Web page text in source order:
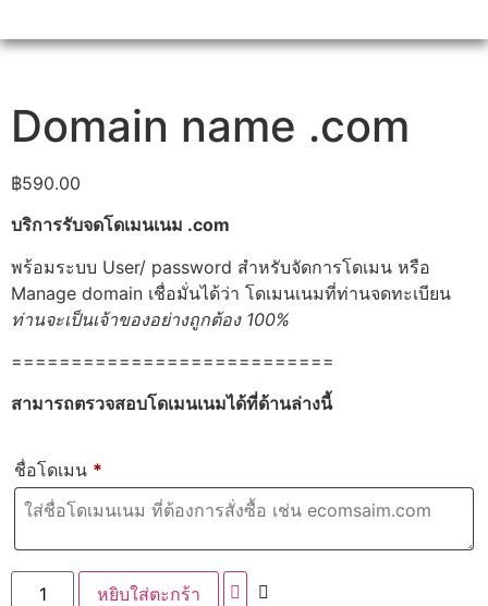
Domain name .com
฿590.00
บริการรับจดโดเมนเนม .com
พร้อมระบบ User/ password สำหรับจัดการโดเมน หรือ
Manage domain เชื่อมั่นได้ว่า โดเมนเนมที่ท่านจดทะเบียน
ท่านจะเป็นเจ้าของอย่างถูกต้อง 100%
===========================
สามารถตรวจสอบโดเมนเนมได้ที่ด้านล่างนี้
ชื่อโดเมน *
หยิบใส่ตะกร้า